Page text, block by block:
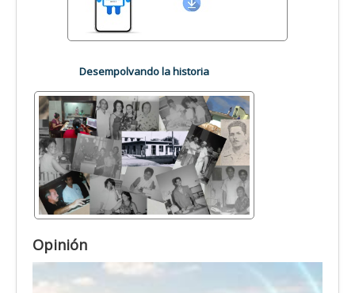
Desempolvando la historia
Opinión